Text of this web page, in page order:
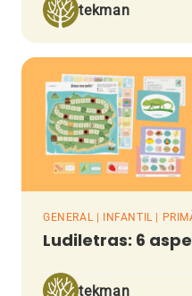
tekman
GENERAL | INFANTIL |
Ludiletras: 6
tekman